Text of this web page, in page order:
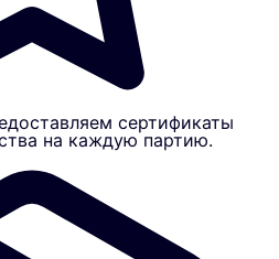
сертификаты
на каждую партию.